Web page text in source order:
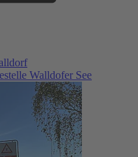
Walldofer See